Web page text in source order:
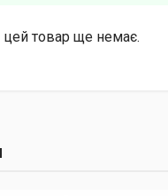
цей товар ще немає.